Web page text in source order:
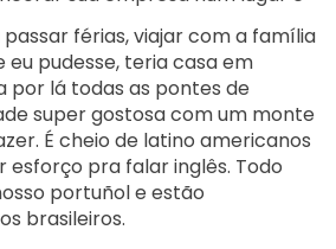
passar férias, viajar com a família
eu pudesse, teria casa em
por lá todas as pontes de
super gostosa com um monte
É cheio de latino americanos
esforço pra falar inglês. Todo
portuñol e estão
brasileiros.